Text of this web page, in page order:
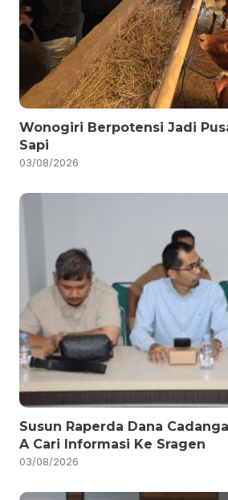
Wonogiri Berpotensi Jadi
Sapi
03/08/2026
Susun Raperda Dana
A Cari Informasi Ke Sragen
03/08/2026